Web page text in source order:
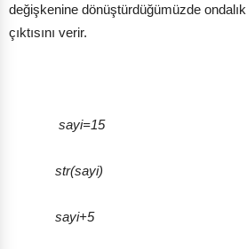
değişkenine dönüştürdüğümüzde
çıktısını verir.
sayi=15
str(sayi)
sayi+5